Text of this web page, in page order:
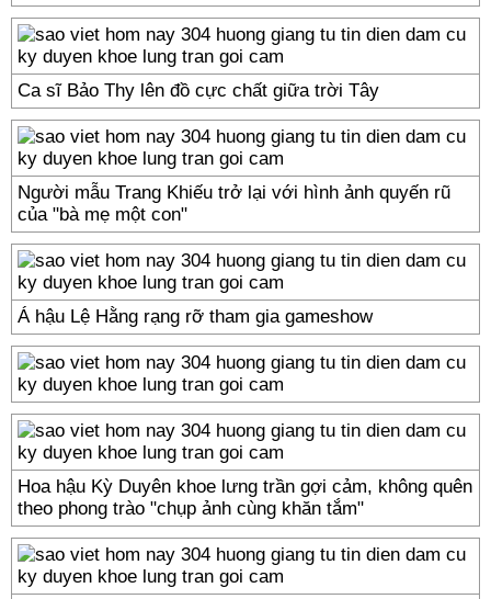
Ca sĩ Bảo Thy lên đồ cực chất giữa trời Tây
Người mẫu Trang Khiếu trở lại với hình ảnh quyến rũ
của "bà mẹ một con"
Á hậu Lệ Hằng rạng rỡ tham gia gameshow
Hoa hậu Kỳ Duyên khoe lưng trần gợi cảm, không quên
theo phong trào "chụp ảnh cùng khăn tắm"